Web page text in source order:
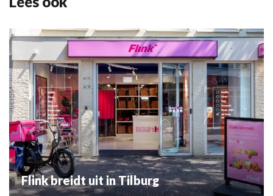
Flink breidt uit in Tilburg